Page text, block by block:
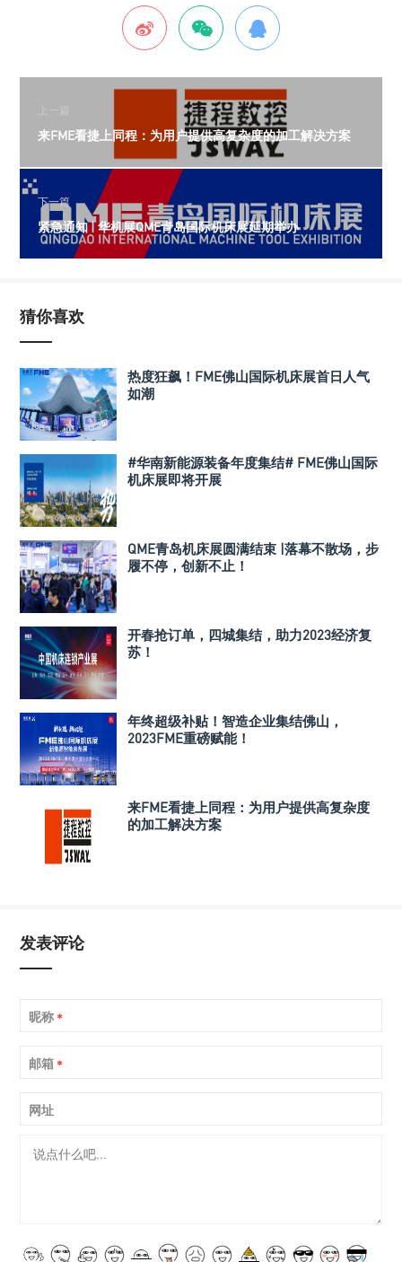
上一篇
来FME看捷上同程：为用户提供高复杂度的加工解决方案
下一篇
紧急通知 | 华机展QME青岛国际机床展延期举办
猜你喜欢
热度狂飙！FME佛山国际机床展首日人气
如潮
#华南新能源装备年度集结# FME佛山国际
机床展即将开展
QME青岛机床展圆满结束 |落幕不散场，步
履不停，创新不止！
开春抢订单，四城集结，助力2023经济复
苏！
年终超级补贴！智造企业集结佛山，
2023FME重磅赋能！
来FME看捷上同程：为用户提供高复杂度
的加工解决方案
发表评论
昵称 *
邮箱 *
网址